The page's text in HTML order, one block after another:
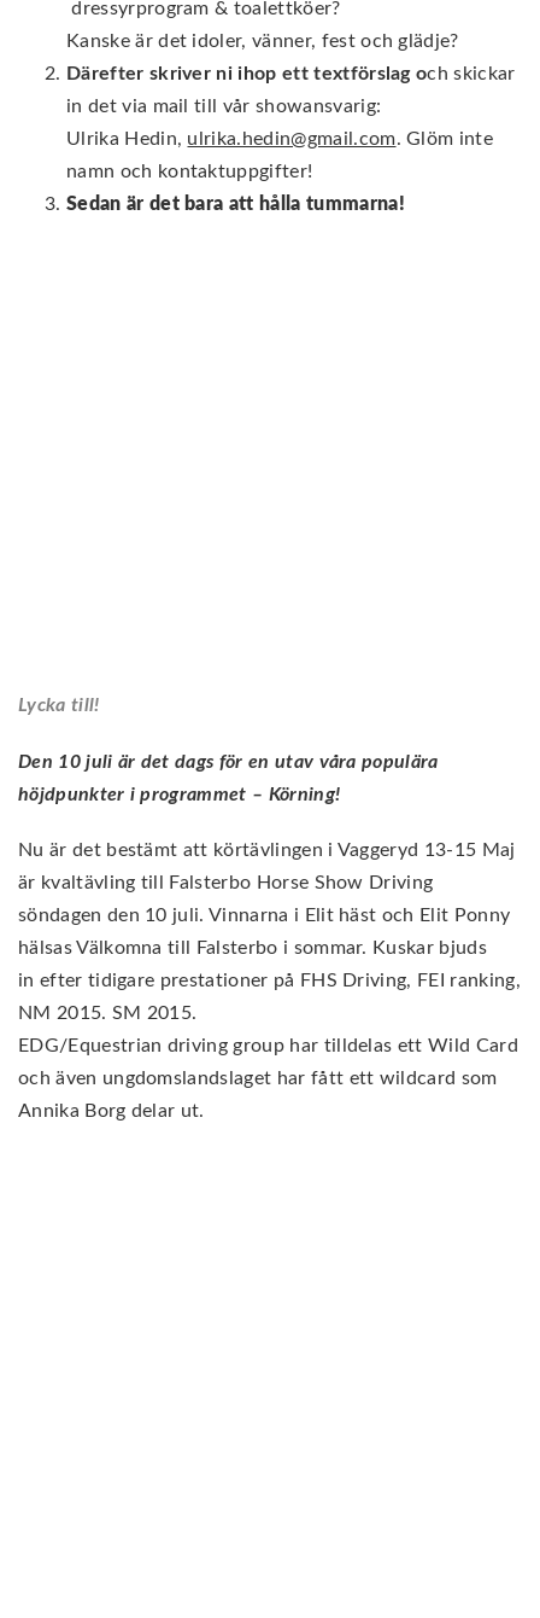
dressyrprogram & toalettköer?
Kanske är det idoler, vänner, fest och glädje?
Därefter skriver ni ihop ett textförslagoch skickar
in det via mail till vår showansvarig:
Ulrika Hedin, ulrika.hedin@gmail.com. Glöm inte
namn och kontaktuppgifter!
Sedan är det bara att hålla tummarna!
Lycka till!
Den 10 juli är det dags för en utav våra populära
höjdpunkter i programmet – Körning!
Nu är det bestämt att körtävlingen i Vaggeryd 13-15 Maj
är kvaltävling till Falsterbo Horse Show Driving
söndagen den 10 juli. Vinnarna i Elit häst och Elit Ponny
hälsas Välkomna till Falsterbo i sommar. Kuskar bjuds
in efter tidigare prestationer på FHS Driving, FEI ranking,
NM 2015. SM 2015.
EDG/Equestrian driving group har tilldelas ett Wild Card
och även ungdomslandslaget har fått ett wildcard som
Annika Borg delar ut.